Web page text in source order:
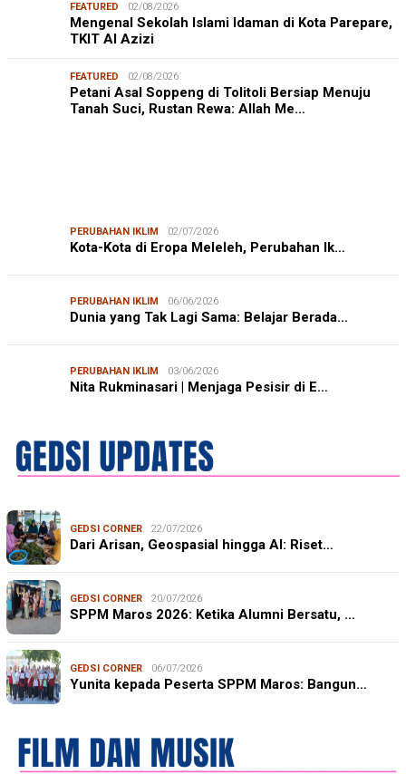
FEATURED 02/08/2026
Mengenal Sekolah Islami Idaman di Kota Parepare,
TKIT Al Azizi
FEATURED 02/08/2026
Petani Asal Soppeng di Tolitoli Bersiap Menuju
Tanah Suci, Rustan Rewa: Allah Me…
PERUBAHAN IKLIM 02/07/2026
Kota-Kota di Eropa Meleleh, Perubahan Ik…
PERUBAHAN IKLIM 06/06/2026
Dunia yang Tak Lagi Sama: Belajar Berada…
PERUBAHAN IKLIM 03/06/2026
Nita Rukminasari | Menjaga Pesisir di E…
GEDSI CORNER 22/07/2026
Dari Arisan, Geospasial hingga AI: Riset…
GEDSI CORNER 20/07/2026
SPPM Maros 2026: Ketika Alumni Bersatu, …
GEDSI CORNER 06/07/2026
Yunita kepada Peserta SPPM Maros: Bangun…